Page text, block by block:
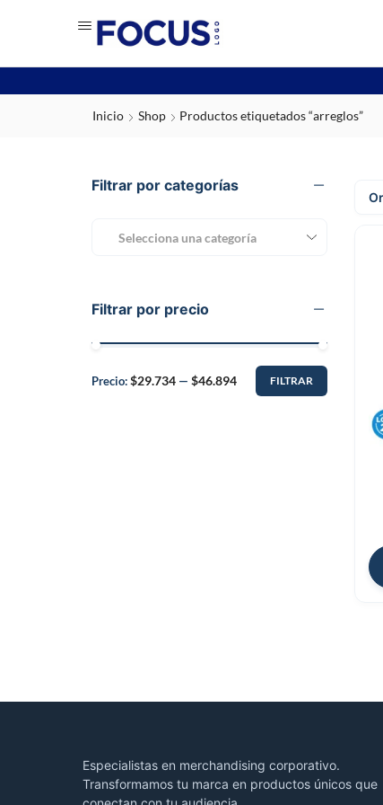
Inicio Shop Productos etiquetados “arreglos”
Filtrar por categorías
Selecciona una categoría
Filtrar por precio
FILTRAR
Precio:$29.734 — $46.894
Especialistas en merchandising corporativo.
Transformamos tu marca en productos únicos que